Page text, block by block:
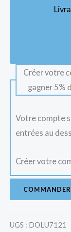
Créer votre
gagner 5%
Votre compte
entrées au
Créer votre
UGS : DOLU7121